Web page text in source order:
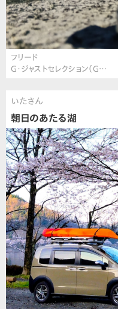
フリード
G・ジャストセレクション（G…
いたさん
朝日のあたる湖